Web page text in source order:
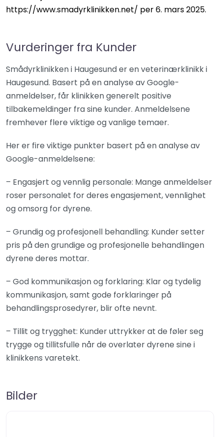
https://www.smadyrklinikken.net/ per 6. mars 2025.
Vurderinger fra Kunder
Smådyrklinikken i Haugesund er en veterinærklinikk i
Haugesund. Basert på en analyse av Google-
anmeldelser, får klinikken generelt positive
tilbakemeldinger fra sine kunder. Anmeldelsene
fremhever flere viktige og vanlige temaer.
Her er fire viktige punkter basert på en analyse av
Google-anmeldelsene:
– Engasjert og vennlig personale: Mange anmeldelser
roser personalet for deres engasjement, vennlighet
og omsorg for dyrene.
– Grundig og profesjonell behandling: Kunder setter
pris på den grundige og profesjonelle behandlingen
dyrene deres mottar.
– God kommunikasjon og forklaring: Klar og tydelig
kommunikasjon, samt gode forklaringer på
behandlingsprosedyrer, blir ofte nevnt.
– Tillit og trygghet: Kunder uttrykker at de føler seg
trygge og tillitsfulle når de overlater dyrene sine i
klinikkens varetekt.
Bilder